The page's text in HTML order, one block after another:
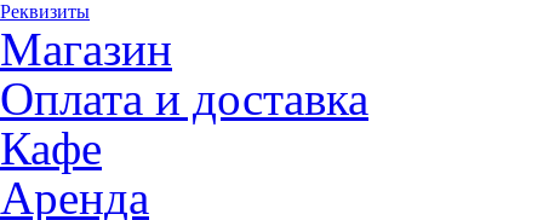
Реквизиты
Магазин
Оплата и доставка
Кафе
Аренда